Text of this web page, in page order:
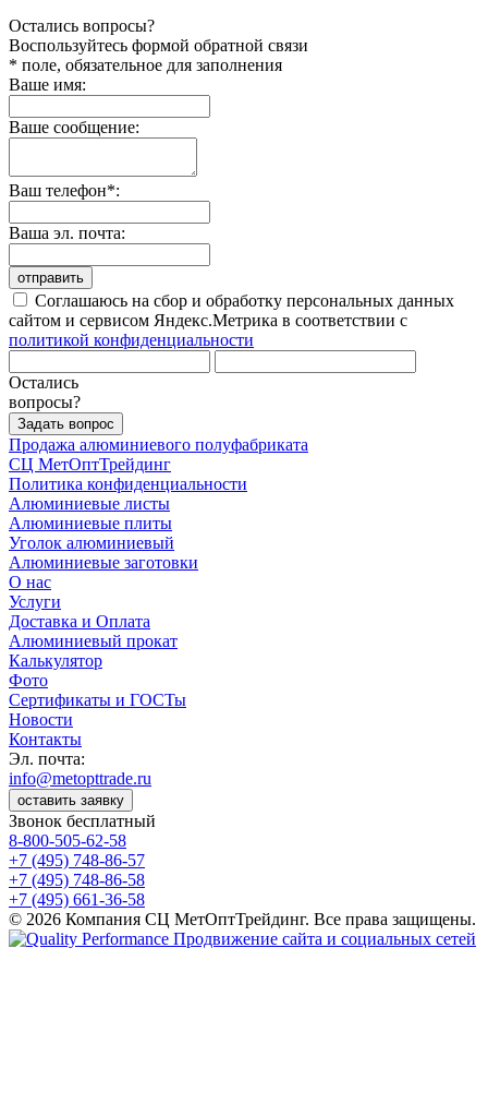
Остались вопросы?
Воспользуйтесь формой обратной связи
* поле, обязательное для заполнения
Ваше имя:
Ваше сообщение:
Ваш телефон*:
Ваша эл. почта:
отправить
Соглашаюсь на сбор и обработку персональных данных
сайтом и сервисом Яндекс.Метрика в соответствии с
политикой конфиденциальности
Остались
вопросы?
Задать вопрос
Продажа алюминиевого полуфабриката
СЦ МетОптТрейдинг
Политика конфиденциальности
Алюминиевые листы
Алюминиевые плиты
Уголок алюминиевый
Алюминиевые заготовки
О нас
Услуги
Доставка и Оплата
Алюминиевый прокат
Калькулятор
Фото
Сертификаты и ГОСТы
Новости
Контакты
Эл. почта:
info@metopttrade.ru
оставить заявку
Звонок бесплатный
8-800-505-62-58
+7 (495) 748-86-57
+7 (495) 748-86-58
+7 (495) 661-36-58
© 2026 Компания СЦ МетОптТрейдинг. Все права защищены.
Продвижение сайта и социальных сетей